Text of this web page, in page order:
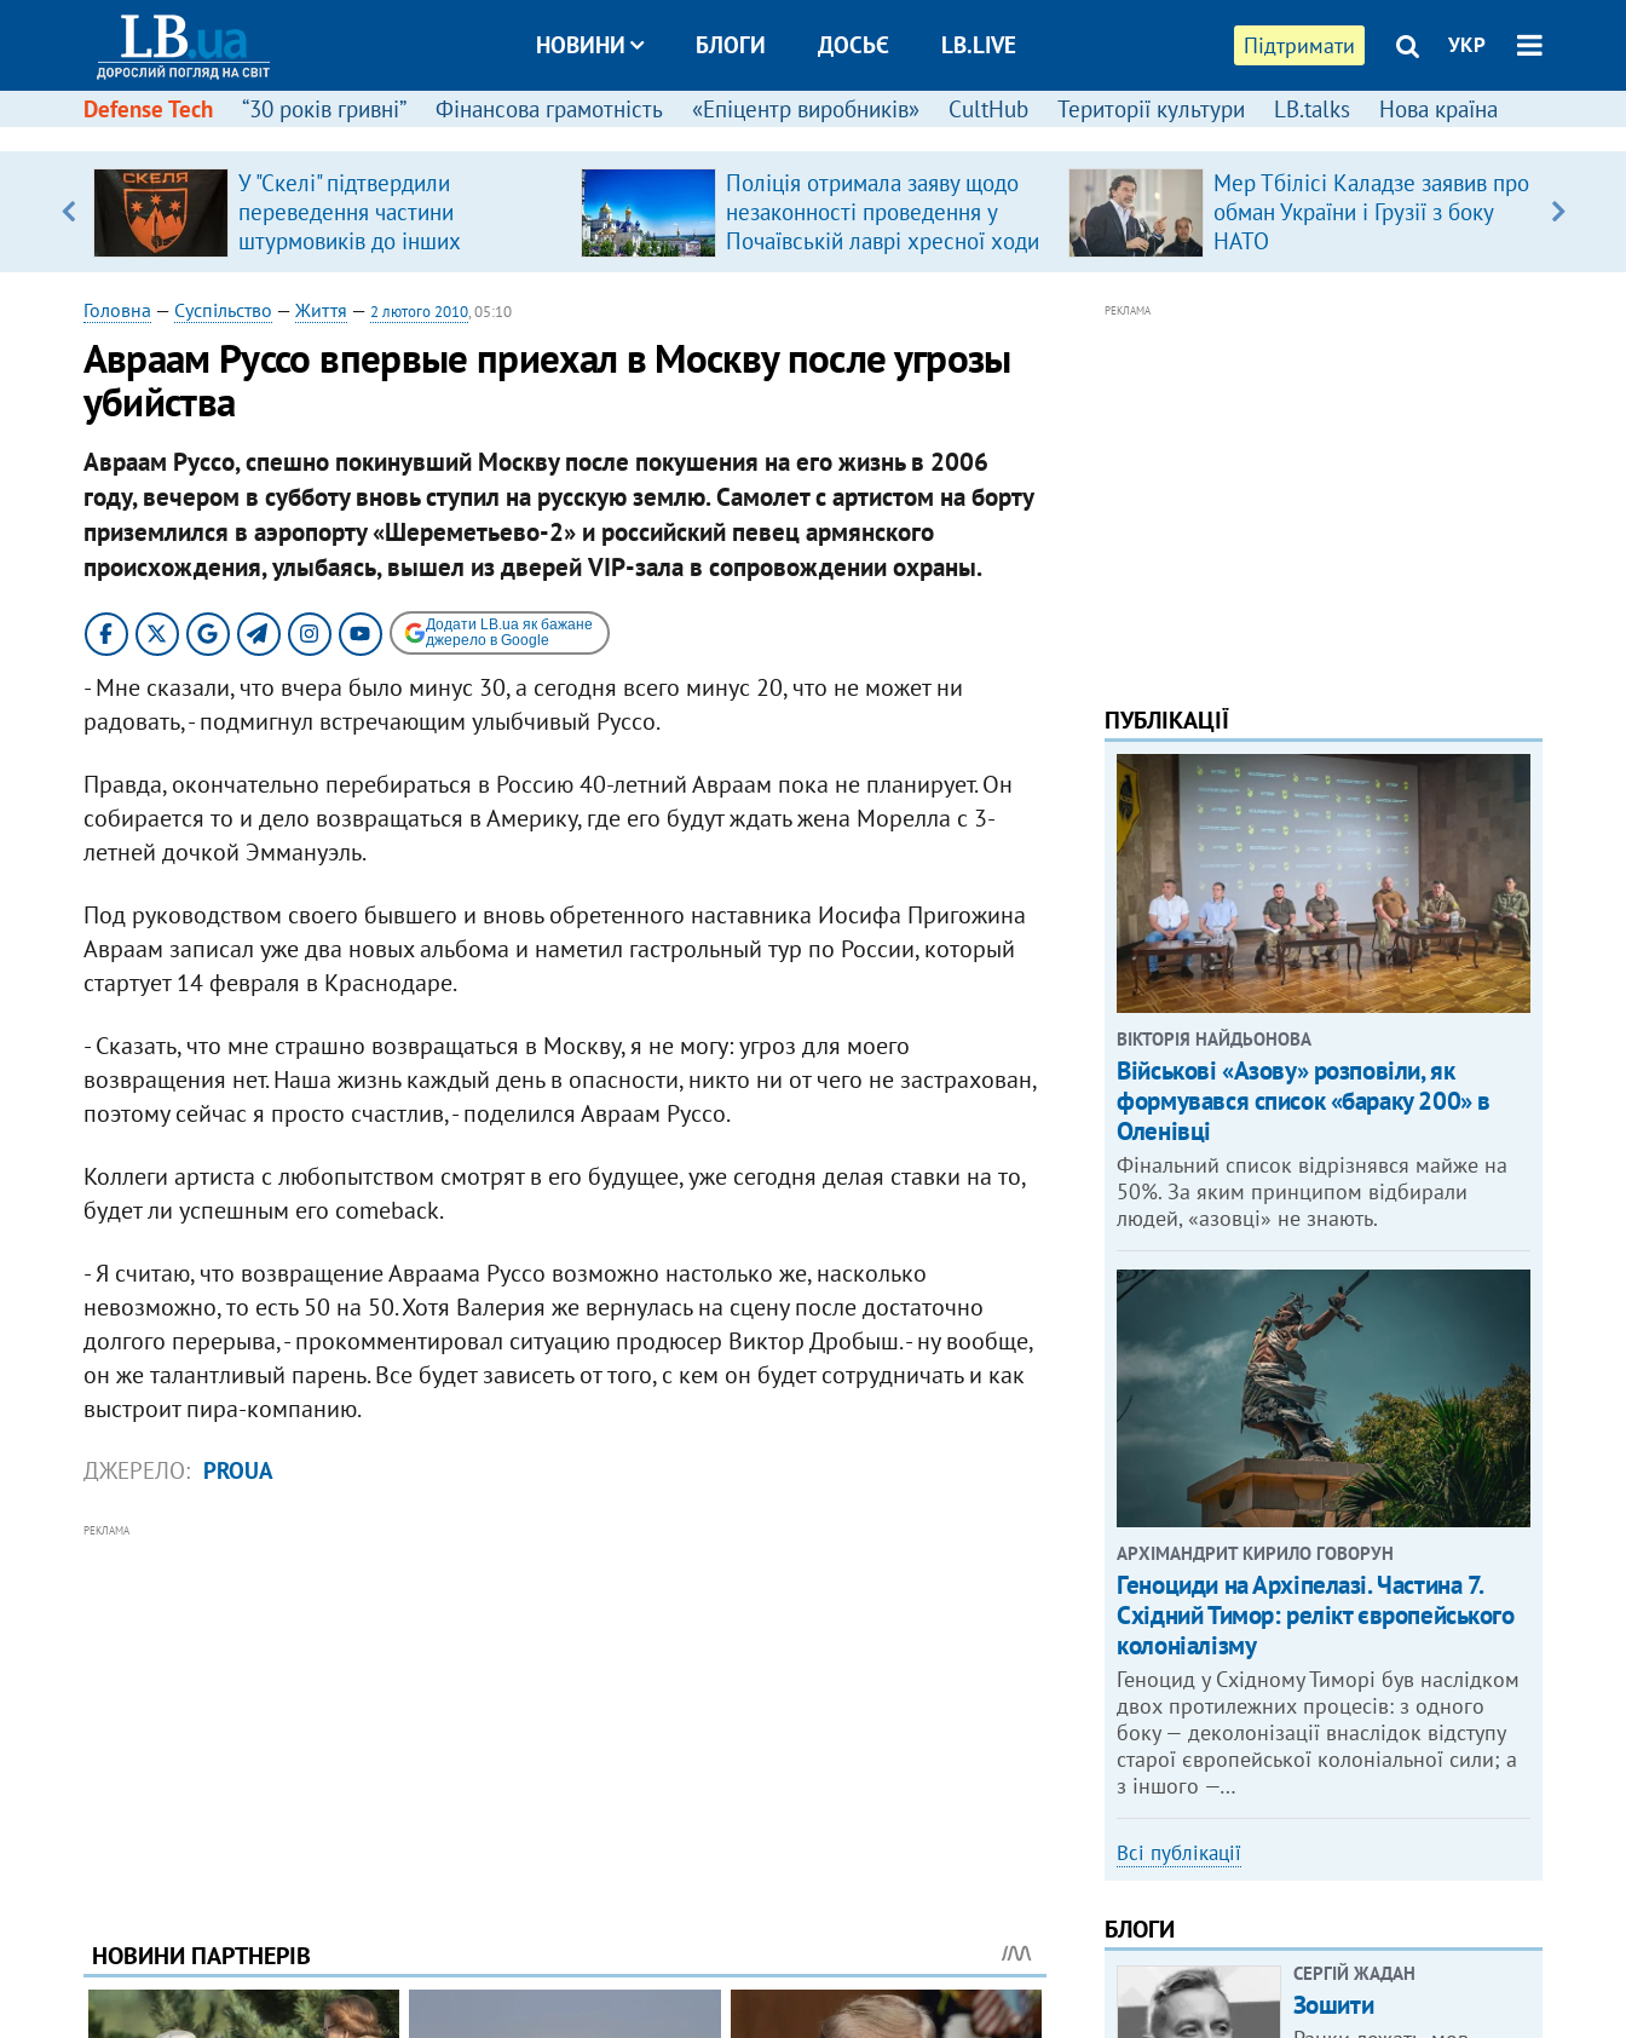
Підтримати УКР
НОВИНИ БЛОГИ ДОСЬЄ LB.LIVE
Defense Tech “30 років гривні” Фінансова грамотність «Епіцентр виробників» CultHub Території культури LB.talks Нова країна
У "Скелі" підтвердили
переведення частини
штурмовиків до інших
підрозділів
Поліція отримала заяву щодо
незаконності проведення у
Почаївській лаврі хресної ходи
Мер Тбілісі Каладзе заявив про
обман України і Грузії з боку
НАТО
Головна — Суспільство — Життя — 2 лютого 2010, 05:10
Авраам Руссо впервые приехал в Москву после угрозы
убийства
Авраам Руссо, спешно покинувший Москву после покушения на его жизнь в 2006
году, вечером в субботу вновь ступил на русскую землю. Самолет с артистом на борту
приземлился в аэропорту «Шереметьево-2» и российский певец армянского
происхождения, улыбаясь, вышел из дверей VIP-зала в сопровождении охраны.
Додати LB.ua як бажане
джерело в Google
- Мне сказали, что вчера было минус 30, а сегодня всего минус 20, что не может ни
радовать, - подмигнул встречающим улыбчивый Руссо.
Правда, окончательно перебираться в Россию 40-летний Авраам пока не планирует. Он
собирается то и дело возвращаться в Америку, где его будут ждать жена Морелла с 3-
летней дочкой Эммануэль.
Под руководством своего бывшего и вновь обретенного наставника Иосифа Пригожина
Авраам записал уже два новых альбома и наметил гастрольный тур по России, который
стартует 14 февраля в Краснодаре.
- Сказать, что мне страшно возвращаться в Москву, я не могу: угроз для моего
возвращения нет. Наша жизнь каждый день в опасности, никто ни от чего не застрахован,
поэтому сейчас я просто счастлив, - поделился Авраам Руссо.
Коллеги артиста с любопытством смотрят в его будущее, уже сегодня делая ставки на то,
будет ли успешным его comeback.
- Я считаю, что возвращение Авраама Руссо возможно настолько же, насколько
невозможно, то есть 50 на 50. Хотя Валерия же вернулась на сцену после достаточно
долгого перерыва, - прокомментировал ситуацию продюсер Виктор Дробыш. - ну вообще,
он же талантливый парень. Все будет зависеть от того, с кем он будет сотрудничать и как
выстроит пира-компанию.
ДЖЕРЕЛО: PROUA
РЕКЛАМА
РЕКЛАМА
ПУБЛІКАЦІЇ
ВІКТОРІЯ НАЙДЬОНОВА
Військові «Азову» розповіли, як
формувався список «бараку 200» в
Оленівці
Фінальний список відрізнявся майже на
50%. За яким принципом відбирали
людей, «азовці» не знають.
АРХІМАНДРИТ КИРИЛО ГОВОРУН
Геноциди на Архіпелазі. Частина 7.
Східний Тимор: релікт європейського
колоніалізму
Геноцид у Східному Тиморі був наслідком
двох протилежних процесів: з одного
боку — деколонізації внаслідок відступу
старої європейської колоніальної сили; а
з іншого —…
Всі публікації
БЛОГИ
СЕРГІЙ ЖАДАН
Зошити